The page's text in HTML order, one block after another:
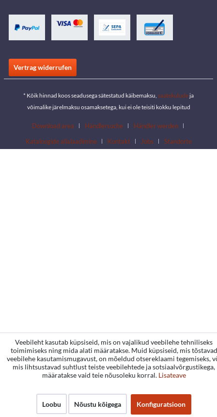
Vertrag widerrufen
* Kõik hinnad koos seadusega sätestatud käibemaksu, saatekulude ja
võimalike järelmaksu osamaksetega, kui ei ole teisiti kokku lepitud
Download area Händlersuche
Händler werden
Kataloogide allalaadimine
Kontakt Jobs Standorte
Veebileht kasutab küpsiseid, mis on vajalikud veebilehe tehniliseks
toimimiseks ning mida alati määratakse. Muid küpsiseid, mis tõstavad
veebilehe kasutamismugavust, on mõeldud otsereklaami tegemiseks,
mis lihtsustavad suhtlust teiste veebilehtede ja sotsiaalvõrgustikega,
määratakse vaid teie nõusoleku korral. Lisateave
Loobu Nõustu kõigega Konfiguratsioon